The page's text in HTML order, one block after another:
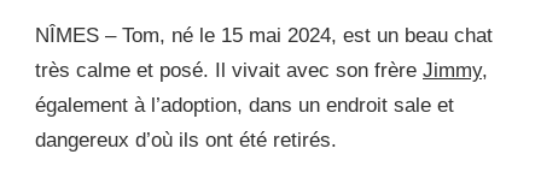
NÎMES – Tom, né le 15 mai 2024, est un beau chat
très calme et posé. Il vivait avec son frère Jimmy,
également à l’adoption, dans un endroit sale et
dangereux d’où ils ont été retirés.